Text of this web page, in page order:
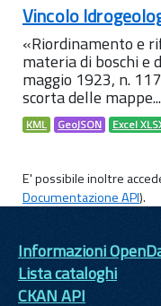
Vincolo
«Riordinamento e
materia di boschi e
maggio 1923, n.
scorta delle mappe...
KML GeoJSON Excel
E' possibile inoltre
Documentazione API).
Informazioni
Lista cataloghi
CKAN API